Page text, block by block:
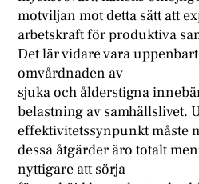
motviljan mot detta sätt att
arbetskraft för produktiva
Det lär vidare vara
omvårdnaden av
sjuka och ålderstigna
belastning av samhällslivet.
effektivitetssynpunkt måste
dessa åtgärder äro totalt
nyttigare att sörja